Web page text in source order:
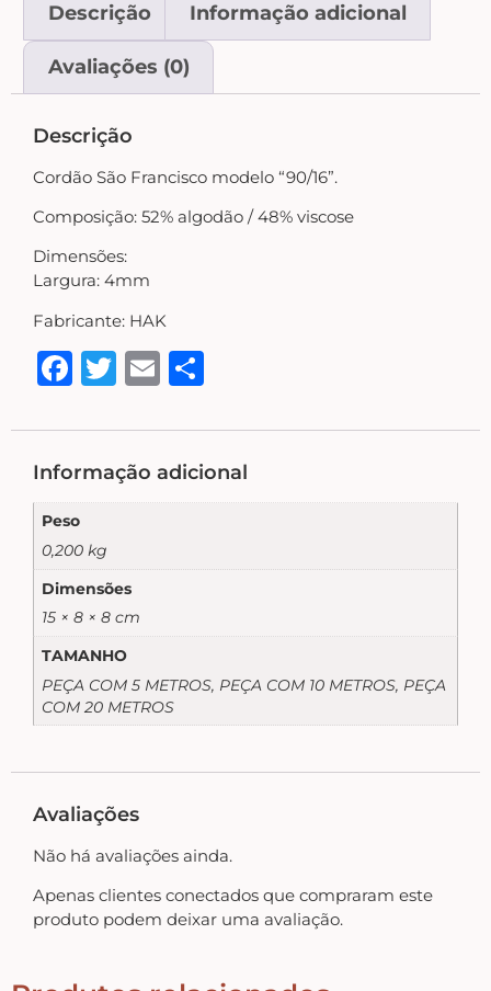
Country Primitivo
Cozinha – Chá – Café
Farm – Fazenda – Churrasco – Vinho
Flores e Folhas
Home – Lar – Bem-vindo
Jardim – Garden – Pássaros – Borboletas –
Lavanderia
Placas de MDF
Mesa Posta Coração
Descrição Informação adicional
Avaliações (0)
Descrição
Cordão São Francisco modelo “90/16”.
Composição: 52% algodão / 48% viscose
Dimensões:
Largura: 4mm
Fabricante: HAK
Facebook
Twitter
Email
Informação adicional
Peso
0,200 kg
Dimensões
15 × 8 × 8 cm
TAMANHO
PEÇA COM 5 METROS, PEÇA COM 10 METROS, PEÇA
COM 20 METROS
Avaliações
Não há avaliações ainda.
Apenas clientes conectados que compraram este
produto podem deixar uma avaliação.